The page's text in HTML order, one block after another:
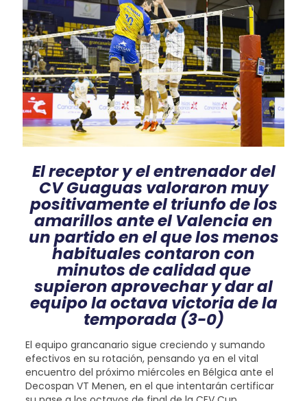
El receptor y el entrenador del
CV Guaguas valoraron muy
positivamente el triunfo de los
amarillos ante el Valencia en
un partido en el que los menos
habituales contaron con
minutos de calidad que
supieron aprovechar y dar al
equipo la octava victoria de la
temporada (3-0)
El equipo grancanario sigue creciendo y sumando
efectivos en su rotación, pensando ya en el vital
encuentro del próximo miércoles en Bélgica ante el
Decospan VT Menen, en el que intentarán certificar